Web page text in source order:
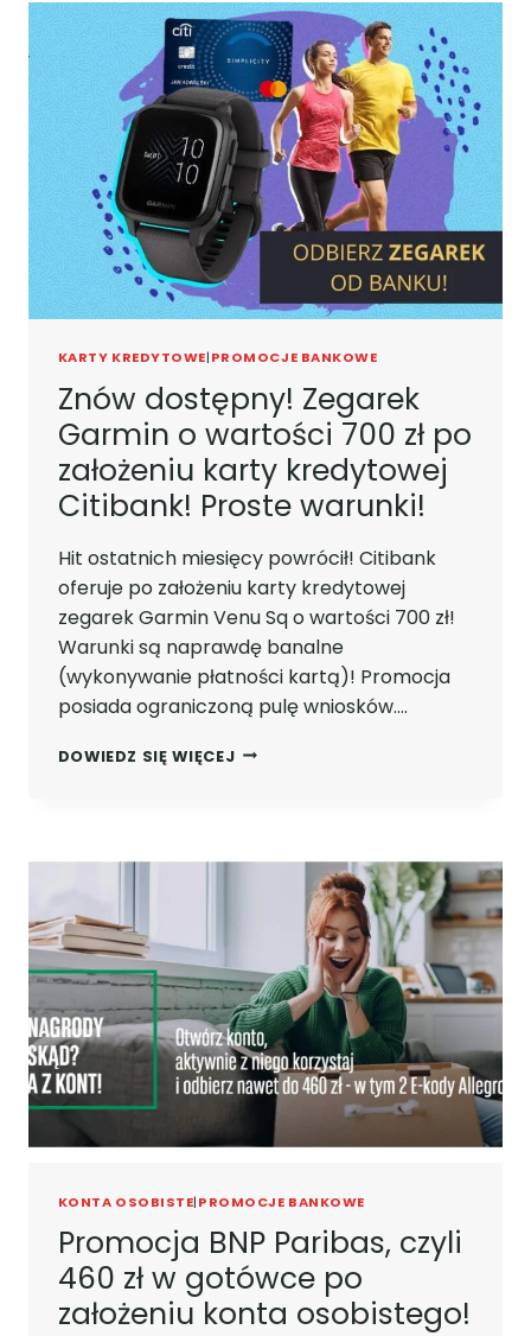
KONTO
FIRMOWE
BIZNES
OD
BANKU
MILLENNIUM!
OSTATNIE
DNI
PROMOCJI!
KARTY KREDYTOWE|PROMOCJE BANKOWE
Znów dostępny! Zegarek
Garmin o wartości 700 zł po
założeniu karty kredytowej
Citibank! Proste warunki!
Hit ostatnich miesięcy powrócił! Citibank
oferuje po założeniu karty kredytowej
zegarek Garmin Venu Sq o wartości 700 zł!
Warunki są naprawdę banalne
(wykonywanie płatności kartą)! Promocja
posiada ograniczoną pulę wniosków….
DOWIEDZ SIĘ WIĘCEJZNÓW
WARTOŚCI
ZAŁOŻENIU
KARTY
KREDYTOWEJ
CITIBANK!
PROSTE
WARUNKI!
KONTA OSOBISTE|PROMOCJE BANKOWE
Promocja BNP Paribas, czyli
460 zł w gotówce po
założeniu konta osobistego!